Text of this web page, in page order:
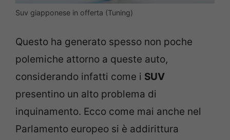
Suv giapponese in offerta (Tuning)
Questo ha generato spesso non poche
polemiche attorno a queste auto,
considerando infatti come i SUV
presentino un alto problema di
inquinamento. Ecco come mai anche nel
Parlamento europeo si è addirittura